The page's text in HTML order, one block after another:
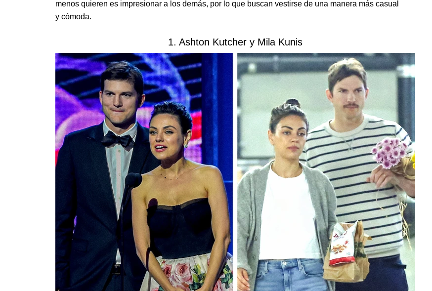
menos quieren es impresionar a los demás, por lo que buscan vestirse de una manera más casual
y cómoda.
1. Ashton Kutcher y Mila Kunis